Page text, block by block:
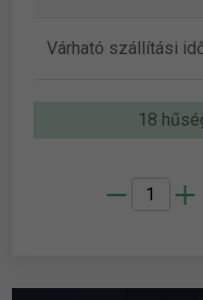
Várható szállítási
18